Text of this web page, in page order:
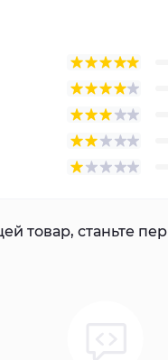
товар, станьте